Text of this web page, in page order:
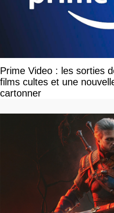
Prime Video : les sorties
films cultes et une
cartonner